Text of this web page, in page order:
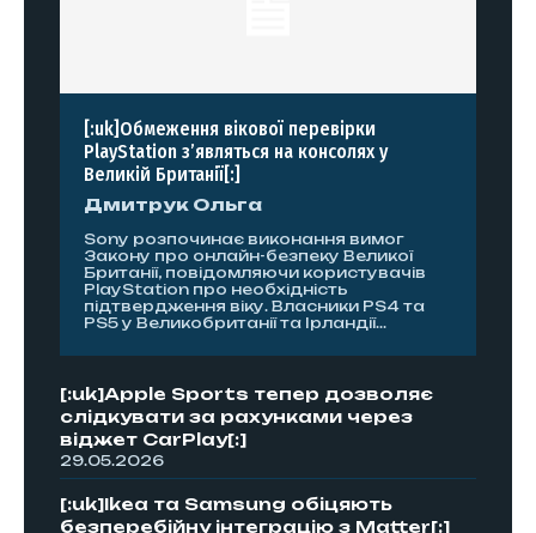
[:uk]Обмеження вікової перевірки
PlayStation з’являться на консолях у
Великій Британії[:]
Дмитрук Ольга
Sony розпочинає виконання вимог
Закону про онлайн-безпеку Великої
Британії, повідомляючи користувачів
PlayStation про необхідність
підтвердження віку. Власники PS4 та
PS5 у Великобританії та Ірландії...
[:uk]Apple Sports тепер дозволяє
слідкувати за рахунками через
віджет CarPlay[:]
29.05.2026
[:uk]Ikea та Samsung обіцяють
безперебійну інтеграцію з Matter[:]